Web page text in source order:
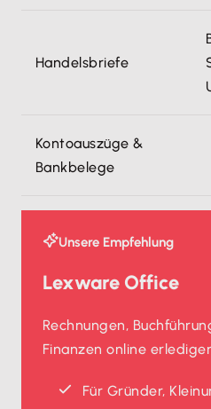
Handelsbriefe
Kontoauszüge &
Bankbelege
Unsere Empfehlung
Lexware Office
Rechnungen,
Finanzen online
Für Gründer,